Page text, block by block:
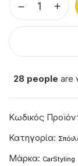
28 people are
Κωδικός
Κατηγορία:
Μάρκα: CarStyling